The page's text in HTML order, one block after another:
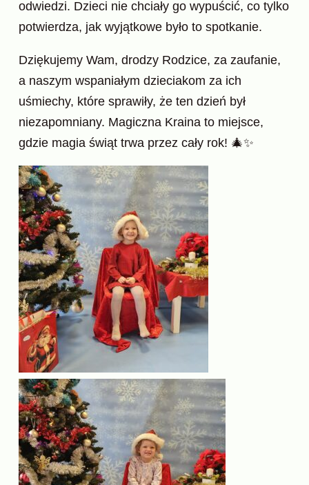
odwiedzi. Dzieci nie chciały go wypuścić, co tylko
potwierdza, jak wyjątkowe było to spotkanie.
Dziękujemy Wam, drodzy Rodzice, za zaufanie,
a naszym wspaniałym dzieciakom za ich
uśmiechy, które sprawiły, że ten dzień był
niezapomniany. Magiczna Kraina to miejsce,
gdzie magia świąt trwa przez cały rok! 🎄✨